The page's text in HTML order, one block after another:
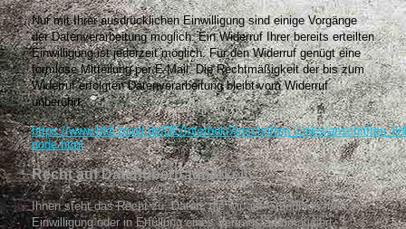
Nur mit Ihrer ausdrücklichen Einwilligung sind einige Vorgänge
der Datenverarbeitung möglich. Ein Widerruf Ihrer bereits erteilten
Einwilligung ist jederzeit möglich. Für den Widerruf genügt eine
formlose Mitteilung per E-Mail. Die Rechtmäßigkeit der bis zum
Widerruf erfolgten Datenverarbeitung bleibt vom Widerruf
unberührt.
https://www.bfdi.bund.de/DE/Infothek/Anschriften_Links/
node.html
Recht auf Datenübertragbarkeit
Ihnen steht das Recht zu, Daten, die wir auf Grundlage Ihrer
Einwilligung oder in Erfüllung eines Vertrags automatisiert